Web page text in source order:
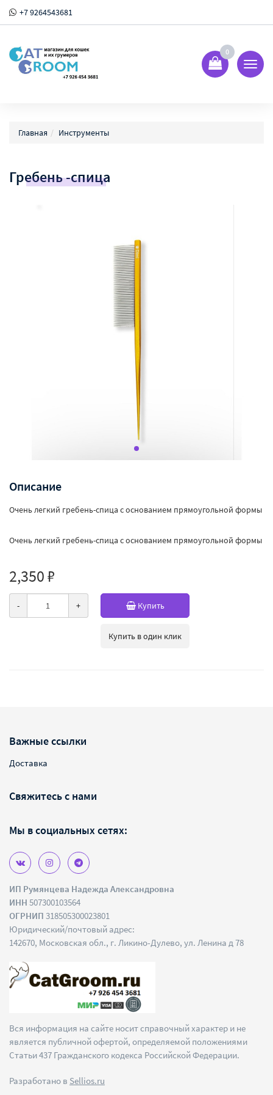
+7 9264543681
0
Главная Инструменты
Гребень -спица
Описание
Очень легкий гребень-спица с основанием прямоугольной формы
Очень легкий гребень-спица с основанием прямоугольной формы
2,350 ₽
- + Купить
Купить в один клик
Вся информация на сайте носит справочный характер и не
является публичной офертой, определяемой положениями
Статьи 437 Гражданского кодекса Российской Федерации.
Разработано в Sellios.ru
Важные ссылки
Доставка
Свяжитесь с нами
Мы в социальных сетях:
ИП Румянцева Надежда Александровна
ИНН 507300103564
ОГРНИП 318505300023801
Юридический/почтовый адрес:
142670, Московская обл., г. Ликино-Дулево, ул. Ленина д 78